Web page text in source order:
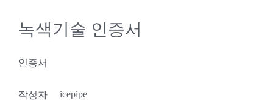
녹색기술 인증서
인증서
작성자 icepipe